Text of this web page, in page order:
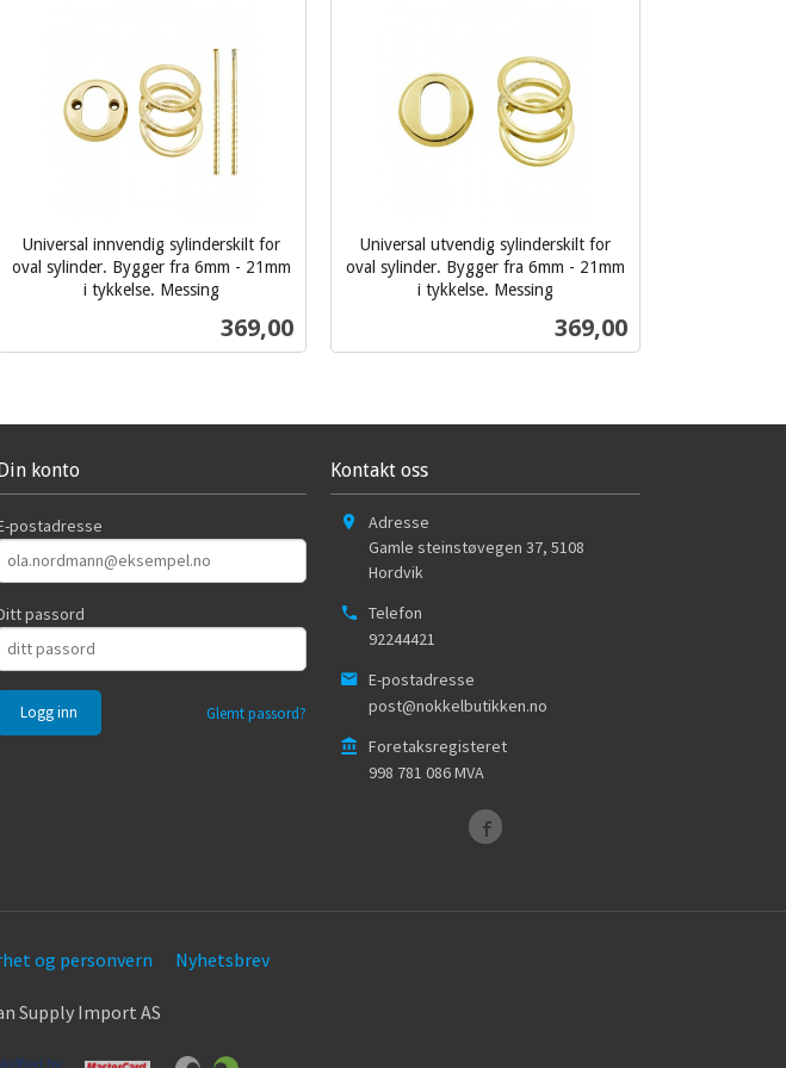
Universal innvendig sylinderskilt for
oval sylinder. Bygger fra 6mm - 21mm
i tykkelse. Messing
Pris
369,00
Universal utvendig sylinderskilt for
oval sylinder. Bygger fra 6mm - 21mm
i tykkelse. Messing
Pris
369,00
konto
postadresse
passord
Glemt passord?
Kontakt oss
Adresse
Gamle steinstøvegen 37, 5108
Hordvik
Telefon
92244421
E-postadresse
post@nokkelbutikken.no
Foretaksregisteret
998 781 086 MVA
og personvern Nyhetsbrev
Supply Import AS